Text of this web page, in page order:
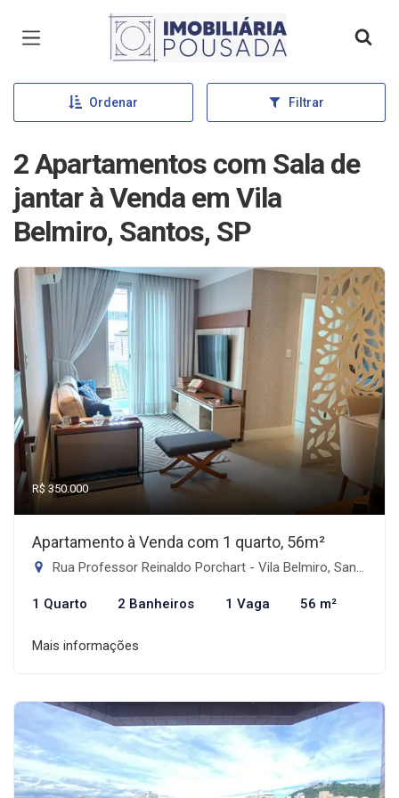
Página inicial
Ordenar Filtrar
2 Apartamentos com Sala de
jantar à Venda em Vila
Belmiro, Santos, SP
R$ 350.000
Apartamento à Venda com 1 quarto, 56m²
Rua Professor Reinaldo Porchart - Vila Belmiro, Santos-SP
1 Quarto 2 Banheiros 1 Vaga 56 m²
Mais informações